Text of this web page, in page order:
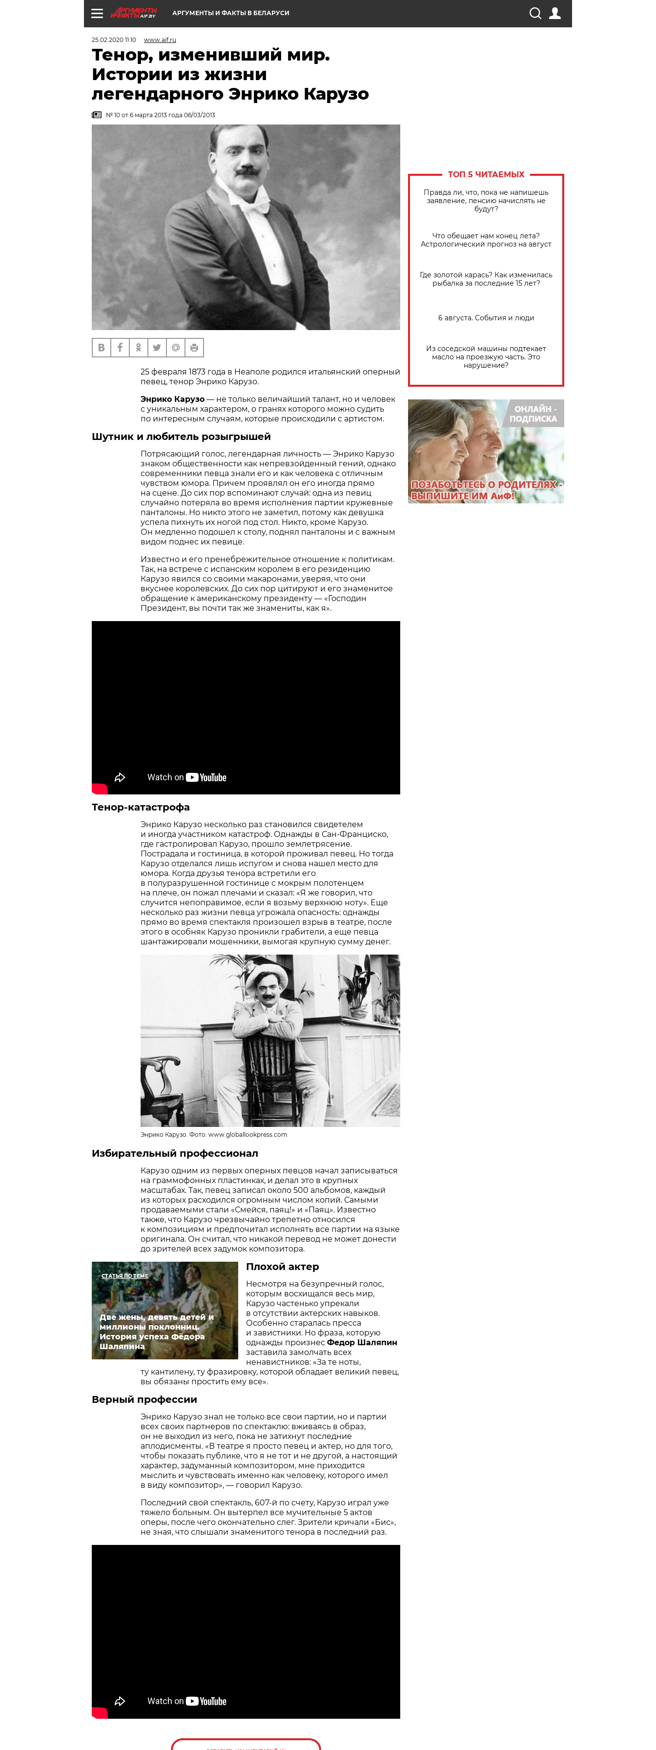
AIF.BY АРГУМЕНТЫ И ФАКТЫ В БЕЛАРУСИ
25.02.2020 11:10 www.aif.ru
Тенор, изменивший мир.
Истории из жизни
легендарного Энрико Карузо
№ 10 от 6 марта 2013 года 06/03/2013
25 февраля 1873 года в Неаполе родился итальянский оперный
певец, тенор Энрико Карузо.
Энрико Карузо — не только величайший талант, но и человек
с уникальным характером, о гранях которого можно судить
по интересным случаям, которые происходили с артистом.
Шутник и любитель розыгрышей
Потрясающий голос, легендарная личность — Энрико Карузо
знаком общественности как непревзойденный гений, однако
современники певца знали его и как человека с отличным
чувством юмора. Причем проявлял он его иногда прямо
на сцене. До сих пор вспоминают случай: одна из певиц
случайно потеряла во время исполнения партии кружевные
панталоны. Но никто этого не заметил, потому как девушка
успела пихнуть их ногой под стол. Никто, кроме Карузо.
Он медленно подошел к столу, поднял панталоны и с важным
видом поднес их певице.
Известно и его пренебрежительное отношение к политикам.
Так, на встрече с испанским королем в его резиденцию
Карузо явился со своими макаронами, уверяя, что они
вкуснее королевских. До сих пор цитируют и его знаменитое
обращение к американскому президенту — «Господин
Президент, вы почти так же знамениты, как я».
Тенор-катастрофа
Энрико Карузо несколько раз становился свидетелем
и иногда участником катастроф. Однажды в Сан-Франциско,
где гастролировал Карузо, прошло землетрясение.
Пострадала и гостиница, в которой проживал певец. Но тогда
Карузо отделался лишь испугом и снова нашел место для
юмора. Когда друзья тенора встретили его
в полуразрушенной гостинице с мокрым полотенцем
на плече, он пожал плечами и сказал: «Я же говорил, что
случится непоправимое, если я возьму верхнюю ноту». Еще
несколько раз жизни певца угрожала опасность: однажды
прямо во время спектакля произошел взрыв в театре, после
этого в особняк Карузо проникли грабители, а еще певца
шантажировали мошенники, вымогая крупную сумму денег.
Энрико Карузо. Фото: www.globallookpress.com
Избирательный профессионал
Карузо одним из первых оперных певцов начал записываться
на граммофонных пластинках, и делал это в крупных
масштабах. Так, певец записал около 500 альбомов, каждый
из которых расходился огромным числом копий. Самыми
продаваемыми стали «Смейся, паяц!» и «Паяц». Известно
также, что Карузо чрезвычайно трепетно относился
к композициям и предпочитал исполнять все партии на языке
оригинала. Он считал, что никакой перевод не может донести
до зрителей всех задумок композитора.
СТАТЬЯ ПО ТЕМЕ
Две жены, девять детей и
миллионы поклонниц.
История успеха Фёдора
Шаляпина
Плохой актер
Несмотря на безупречный голос,
которым восхищался весь мир,
Карузо частенько упрекали
в отсутствии актерских навыков.
Особенно старалась пресса
и завистники. Но фраза, которую
однажды произнес Федор Шаляпин
заставила замолчать всех
ненавистников: «За те ноты,
ту кантилену, ту фразировку, которой обладает великий певец,
вы обязаны простить ему все».
Верный профессии
Энрико Карузо знал не только все свои партии, но и партии
всех своих партнеров по спектаклю: вживаясь в образ,
он не выходил из него, пока не затихнут последние
аплодисменты. «В театре я просто певец и актер, но для того,
чтобы показать публике, что я не тот и не другой, а настоящий
характер, задуманный композитором, мне приходится
мыслить и чувствовать именно как человеку, которого имел
в виду композитор», — говорил Карузо.
Последний свой спектакль, 607-й по счету, Карузо играл уже
тяжело больным. Он вытерпел все мучительные 5 актов
оперы, после чего окончательно слег. Зрители кричали «Бис»,
не зная, что слышали знаменитого тенора в последний раз.
ТОП 5 ЧИТАЕМЫХ
Правда ли, что, пока не напишешь
заявление, пенсию начислять не
будут?
​Что обещает нам конец лета?
Астрологический прогноз на август
Где золотой карась? Как изменилась
рыбалка за последние 15 лет?
6 августа. События и люди
Из соседской машины подтекает
масло на проезжую часть. Это
нарушение?